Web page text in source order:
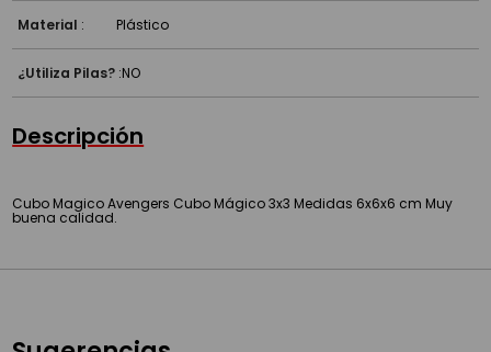
Material : Plástico
¿Utiliza Pilas? :NO
Descripción
Cubo Magico Avengers Cubo Mágico 3x3 Medidas 6x6x6 cm Muy
buena calidad.